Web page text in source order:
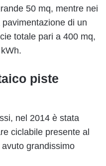
50 mq, mentre nei
di un
totale pari a 400 mq,
piste
nel 2014 è stata
ciclabile presente al
grandissimo